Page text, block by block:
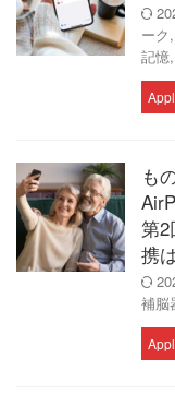
ーク,
記憶,
も
第
携
補脳